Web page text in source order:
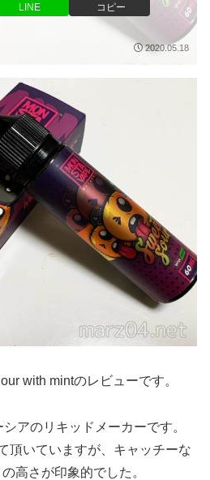
LINE コピー
2020.05.18
with mintのレビューです。
アのリキッドメーカーです。
頂いていますが、キャッチーな
高さが印象的でした。